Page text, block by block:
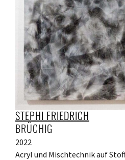
STEPHI FRIEDRICH
BRÜCHIG
2022
Acryl und Mischtechnik auf